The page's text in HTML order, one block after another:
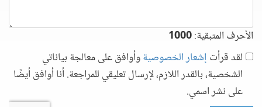
الأحرف المتبقية:1000
لقد قرأت إشعار الخصوصيةوأوافق على معالجة بياناتي
الشخصية، بالقدر اللازم، لإرسال تعليقي للمراجعة. أنا أوافق أيضًا
على نشر اسمي.